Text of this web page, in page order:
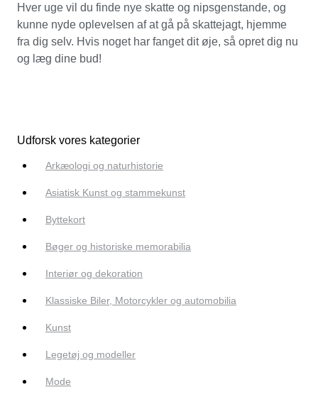
Hver uge vil du finde nye skatte og nipsgenstande, og
kunne nyde oplevelsen af at gå på skattejagt, hjemme
fra dig selv. Hvis noget har fanget dit øje, så opret dig nu
og læg dine bud!
Udforsk vores kategorier
Arkæologi og naturhistorie
Asiatisk Kunst og stammekunst
Byttekort
Bøger og historiske memorabilia
Interiør og dekoration
Klassiske Biler, Motorcykler og automobilia
Kunst
Legetøj og modeller
Mode